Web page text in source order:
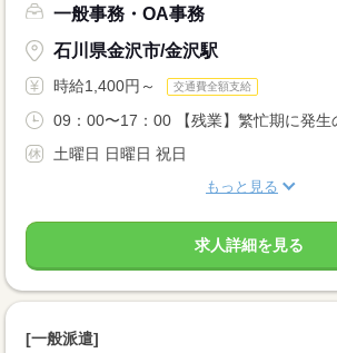
一般事務・OA事務
石川県金沢市/金沢駅
時給1,400円～ 交通費全額支給
09：00〜17：00 【残業】繁忙期に発生
土曜日 日曜日 祝日
もっと見る
求人詳細を見る
[一般派遣]